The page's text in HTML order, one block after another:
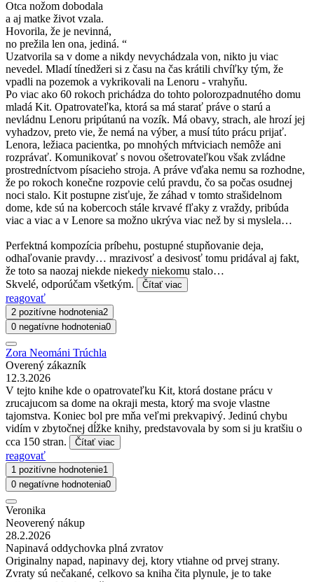
Otca nožom dobodala
a aj matke život vzala.
Hovorila, že je nevinná,
no prežila len ona, jediná. “
Uzatvorila sa v dome a nikdy nevychádzala von, nikto ju viac
nevedel. Mladí tínedžeri si z času na čas krátili chvíľky tým, že
vpadli na pozemok a vykrikovali na Lenoru - vrahyňu.
Po viac ako 60 rokoch prichádza do tohto polorozpadnutého domu
mladá Kit. Opatrovateľka, ktorá sa má starať práve o starú a
nevládnu Lenoru pripútanú na vozík. Má obavy, strach, ale hrozí jej
vyhadzov, preto vie, že nemá na výber, a musí túto prácu prijať.
Lenora, ležiaca pacientka, po mnohých mŕtviciach nemôže ani
rozprávať. Komunikovať s novou ošetrovateľkou však zvládne
prostredníctvom písacieho stroja. A práve vďaka nemu sa rozhodne,
že po rokoch konečne rozpovie celú pravdu, čo sa počas osudnej
noci stalo. Kit postupne zisťuje, že záhad v tomto strašidelnom
dome, kde sú na kobercoch stále krvavé fľaky z vraždy, pribúda
viac a viac a v Lenore sa možno ukrýva viac než by si myslela…
Perfektná kompozícia príbehu, postupné stupňovanie deja,
odhaľovanie pravdy… mrazivosť a desivosť tomu pridával aj fakt,
že toto sa naozaj niekde niekedy niekomu stalo…
Skvelé, odporúčam všetkým.
Čítať viac
reagovať
2 pozitívne hodnotenia2
0 negatívne hodnotenia0
Zora Neománi Trúchla
Overený zákazník
12.3.2026
V tejto knihe kde o opatrovateľku Kit, ktorá dostane prácu v
zrucajucom sa dome na okraji mesta, ktorý ma svoje vlastne
tajomstva. Koniec bol pre mňa veľmi prekvapivý. Jedinú chybu
vidím v zbytočnej dĺžke knihy, predstavovala by som si ju kratšiu o
cca 150 stran.
Čítať viac
reagovať
1 pozitívne hodnotenie1
0 negatívne hodnotenia0
Veronika
Neoverený nákup
28.2.2026
Napinavá oddychovka plná zvratov
Originalny napad, napinavy dej, ktory vtiahne od prvej strany.
Zvraty sú nečakané, celkovo sa kniha čita plynule, je to take